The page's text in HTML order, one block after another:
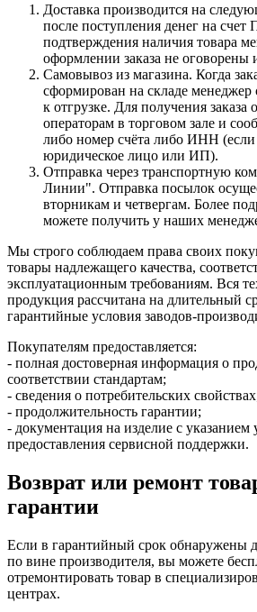
Доставка производится на
после поступления денег на счет
подтверждения наличия товара
оформлении заказа не оговорены
Самовывоз из магазина. Когда
сформирован на складе менеджер
к отгрузке. Для получения заказа
операторам в торговом зале и
либо номер счёта либо ИНН (если
юридическое лицо или ИП).
Отправка через транспортную
Линии". Отправка посылок
вторникам и четвергам. Более
можете получить у наших
Мы строго соблюдаем права своих
товары надлежащего качества,
эксплуатационным требованиям. Вся
продукция рассчитана на длительный
гарантийные условия заводов-
Покупателям предоставляется:
- полная достоверная информация о
соответствии стандартам;
- сведения о потребительских
- продолжительность гарантии;
- документация на изделие с указанием
предоставления сервисной поддержки.
Возврат или ремонт
гарантии
Если в гарантийный срок обнаружены
по вине производителя, вы можете
отремонтировать товар в
центрах.